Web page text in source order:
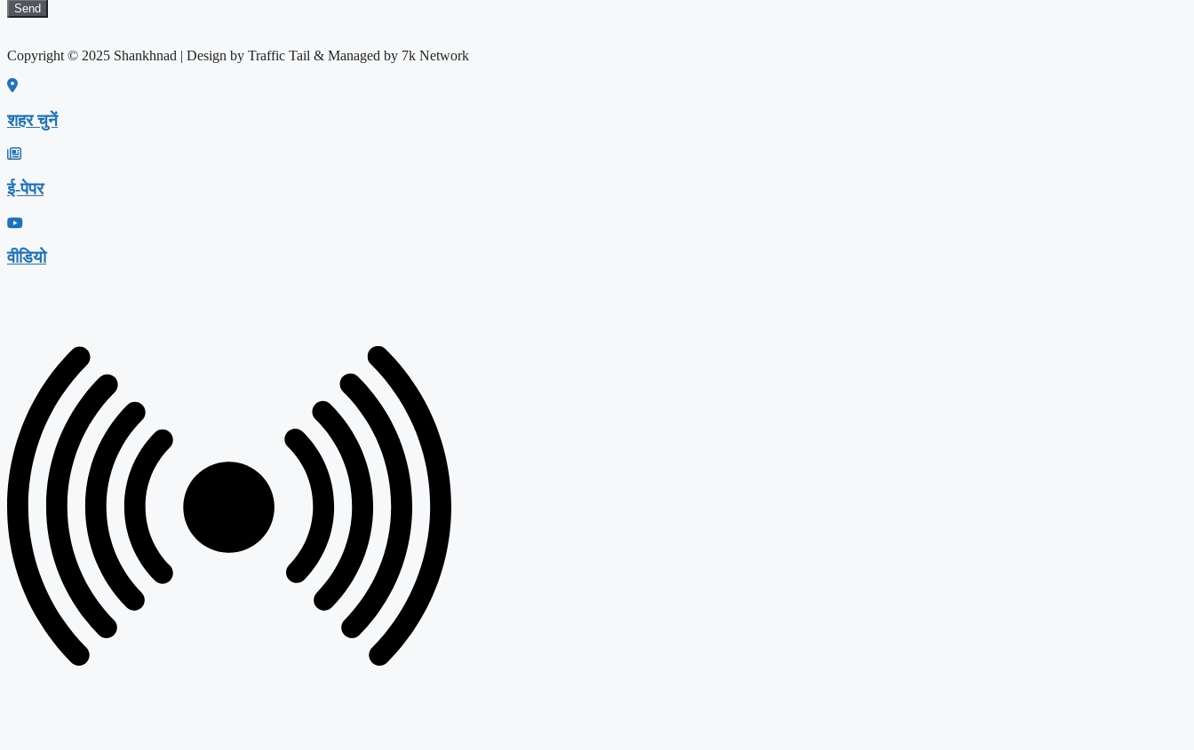
Send
Copyright © 2025 Shankhnad | Design by Traffic Tail & Managed by 7k Network
शहर चुनें
ई-पेपर
वीडियो